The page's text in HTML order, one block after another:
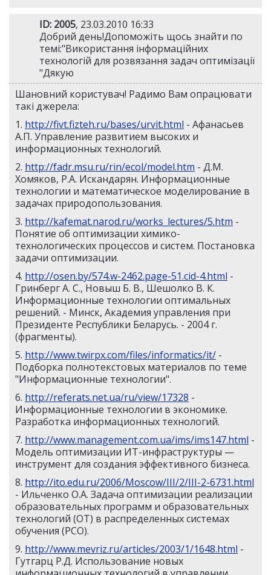
ID: 2005, 23.03.2010 16:33
Добрий день!Допоможіть щось знайти по
темі:"Використання інформаційних
технологій для розвязання задач оптимізації
"Дякую
Шановний користувач! Радимо Вам опрацювати
такі джерела:
1. http://fivt.fizteh.ru/bases/urvit.html - Афанасьев
А.П. Управление развитием высоких и
информационных технологий.
2. http://fadr.msu.ru/rin/ecol/model.htm - Д.М.
Хомяков, Р.А. Искандарян. Информационные
технологии и математическое моделирование в
задачах природопользования.
3. http://kafemat.narod.ru/works_lectures/5.htm -
Понятие об оптимизации химико-
технологических процессов и систем. Постановка
задачи оптимизации.
4. http://osen.by/574.w-2462.page-51.cid-4.html -
Гринберг А. С., Новыш Б. В., Шешолко В. К.
Информационные технологии оптимальных
решений. - Минск, Академия управления при
Президенте Республики Беларусь. - 2004 г.
(фрагменты).
5. http://www.twirpx.com/files/informatics/it/ -
Подборка полнотекстовых материалов по теме
"Информационные технологии".
6. http://referats.net.ua/ru/view/17328 -
Информационные технологии в экономике.
Разработка информационных технологий.
7. http://www.management.com.ua/ims/ims147.html -
Модель оптимизации ИТ-инфраструктуры —
инструмент для создания эффективного бизнеса.
8. http://ito.edu.ru/2006/Moscow/III/2/III-2-6731.html
- Ильченко О.А. Задача оптимизации реализации
образовательных программ и образовательных
технологий (ОТ) в распределенных системах
обучения (РСО).
9. http://www.mevriz.ru/articles/2003/1/1648.html -
Гутгарц Р.Д. Использование новых